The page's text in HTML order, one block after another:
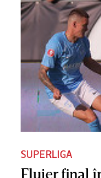
SUPERLIGA
Fluier final